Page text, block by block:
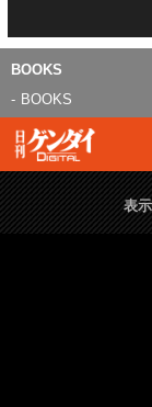
BOOKS
BOOKS
表